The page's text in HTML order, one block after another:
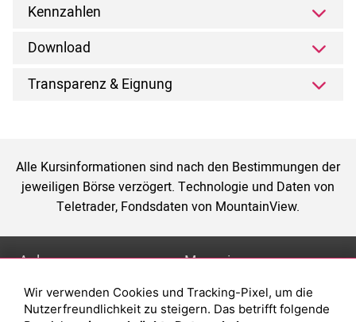
Kennzahlen
Download
Transparenz & Eignung
Alle Kursinformationen sind nach den Bestimmungen der
jeweiligen Börse verzögert. Technologie und Daten von
Teletrader, Fondsdaten von MountainView.
Anlage
Depot eröffnen
Magazin
Was sind sind ETFs?
Wir verwenden Cookies und Tracking-Pixel, um die
Nutzerfreundlichkeit zu steigern. Das betrifft folgende